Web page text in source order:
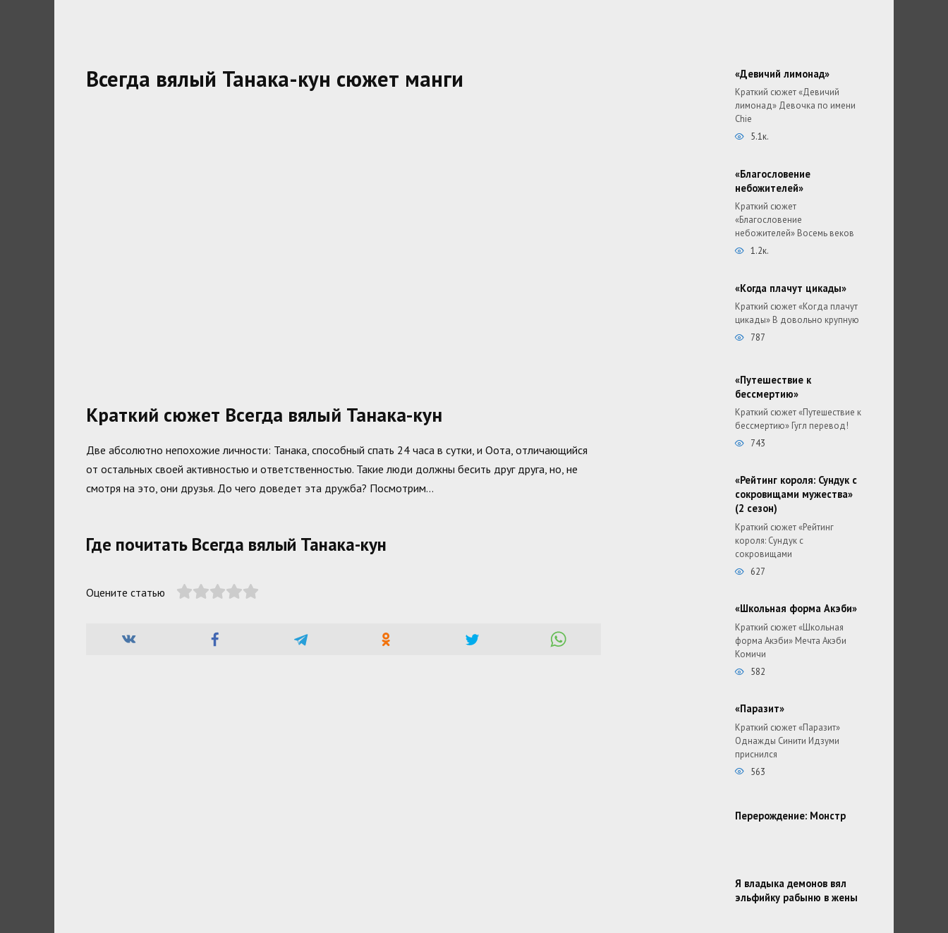
Всегда вялый Танака-кун сюжет манги
Краткий сюжет Всегда вялый Танака-кун
Две абсолютно непохожие личности: Танака, способный спать 24 часа в сутки, и Оота, отличающийся
от остальных своей активностью и ответственностью. Такие люди должны бесить друг друга, но, не
смотря на это, они друзья. До чего доведет эта дружба? Посмотрим…
Где почитать Всегда вялый Танака-кун
Оцените статью
«Девичий лимонад»
Краткий сюжет «Девичий
лимонад» Девочка по имени
Chie
5.1к.
«Благословение
небожителей»
Краткий сюжет
«Благословение
небожителей» Восемь веков
1.2к.
«Когда плачут цикады»
Краткий сюжет «Когда плачут
цикады» В довольно крупную
787
«Путешествие к
бессмертию»
Краткий сюжет «Путешествие к
бессмертию» Гугл перевод!
743
«Рейтинг короля: Сундук с
сокровищами мужества»
(2 сезон)
Краткий сюжет «Рейтинг
короля: Сундук с
сокровищами
627
«Школьная форма Акэби»
Краткий сюжет «Школьная
форма Акэби» Мечта Акэби
Комичи
582
«Паразит»
Краткий сюжет «Паразит»
Однажды Синити Идзуми
приснился
563
Перерождение: Монстр
Я владыка демонов вял
эльфийку рабыню в жены